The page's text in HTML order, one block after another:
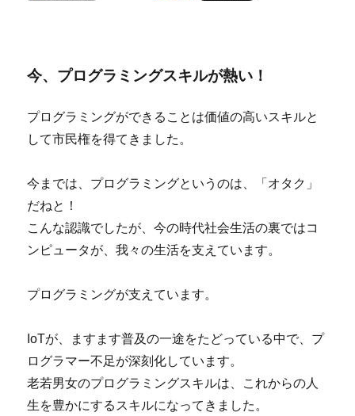
今、プログラミングスキルが熱い！
プログラミングができることは価値の高いスキルと
して市民権を得てきました。
今までは、プログラミングというのは、「オタク」
だねと！
こんな認識でしたが、今の時代社会生活の裏ではコ
ンピュータが、我々の生活を支えています。
プログラミングが支えています。
IoTが、ますます普及の一途をたどっている中で、プ
ログラマー不足が深刻化しています。
老若男女のプログラミングスキルは、これからの人
生を豊かにするスキルになってきました。